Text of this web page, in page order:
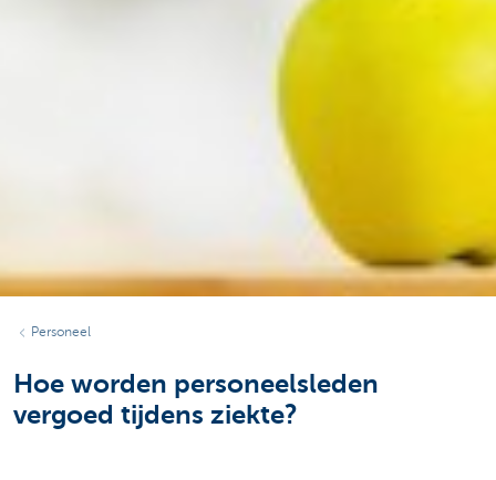
Personeel
Hoe worden personeelsleden
vergoed tijdens ziekte?